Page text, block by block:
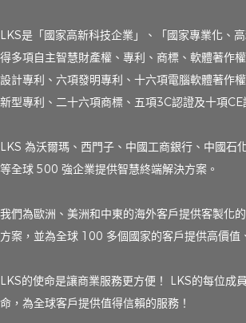
LKS是「國家高新科技企業」、「國家專業化、
得多項自主智慧財產權、專利、商標、軟體著作
設計專利、六項發明專利、十六項電腦軟體著作
新型專利、二十六項商標、五項3C認證及十項CE
LKS 為沃爾瑪、西門子、中國工商銀行、中國石
等全球 500 強企業提供智慧終端解決方案。
我們為歐洲、美洲和中東的海外客戶提供客製化
方案，並為全球 100 多個國家的客戶提供高價值
LKS的使命是讓商業服務更方便！ LKS的每位成
命，為全球客戶提供值得信賴的服務！